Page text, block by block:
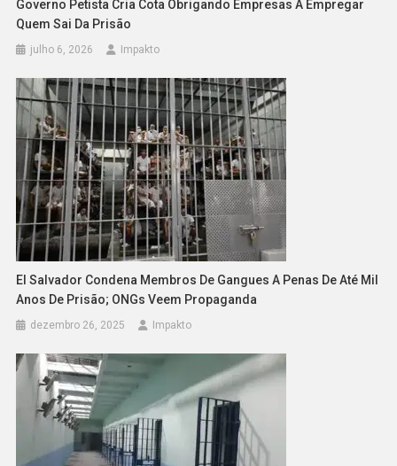
Governo Petista Cria Cota Obrigando Empresas A Empregar
Quem Sai Da Prisão
julho 6, 2026 Impakto
El Salvador Condena Membros De Gangues A Penas De Até Mil
Anos De Prisão; ONGs Veem Propaganda
dezembro 26, 2025 Impakto